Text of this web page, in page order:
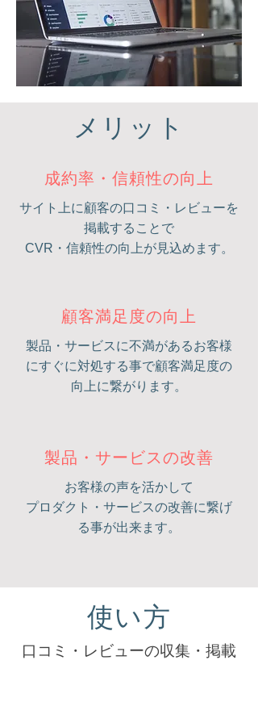
使い方
口コミ・レビューの収集・掲載
サイト上に顧客の口コミ・レビューを
掲載することで
CVR・信頼性の向上が見込めます。
成約率・信頼性の向上
顧客満足度の向上
​製品・サービスに不満があるお客様
にすぐに対処する事で顧客満足度の
向上に繋がります。
製品・サービスの改善
お客様の声を活かして
プロダクト・サービスの改善に繋げ
る事が出来ます。
メリット